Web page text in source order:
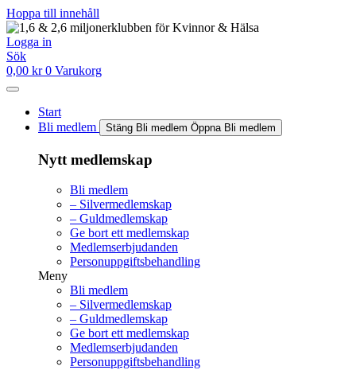
Hoppa till innehåll
Logga in
Sök
0,00 kr 0 Varukorg
Start
Bli medlem
Stäng Bli medlem Öppna Bli medlem
Nytt medlemskap
Bli medlem
– Silvermedlemskap
– Guldmedlemskap
Ge bort ett medlemskap
Medlemserbjudanden
Personuppgiftsbehandling
Meny
Bli medlem
– Silvermedlemskap
– Guldmedlemskap
Ge bort ett medlemskap
Medlemserbjudanden
Personuppgiftsbehandling